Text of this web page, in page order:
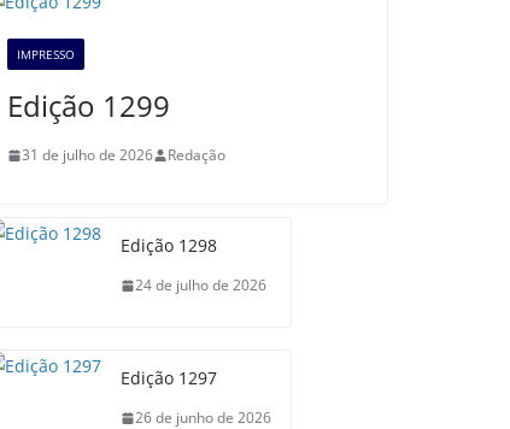
IMPRESSO
Edição 1299
31 de julho de 2026 Redação
Edição 1298
24 de julho de 2026
Edição 1297
26 de junho de 2026